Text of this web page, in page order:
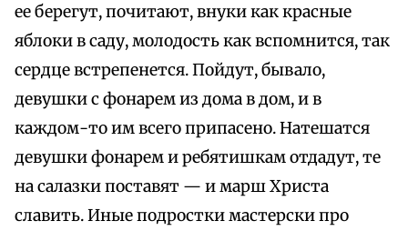
ее берегут, почитают, внуки как красные
яблоки в саду, молодость как вспомнится, так
сердце встрепенется. Пойдут, бывало,
девушки с фонарем из дома в дом, и в
каждом-то им всего припасено. Натешатся
девушки фонарем и ребятишкам отдадут, те
на салазки поставят — и марш Христа
славить. Иные подростки мастерски про